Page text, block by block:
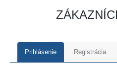
Prihlásenie Registrácia